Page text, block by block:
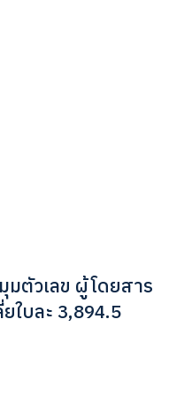
ตัวเลข ผู้โดยสาร
ใบละ 3,894.5